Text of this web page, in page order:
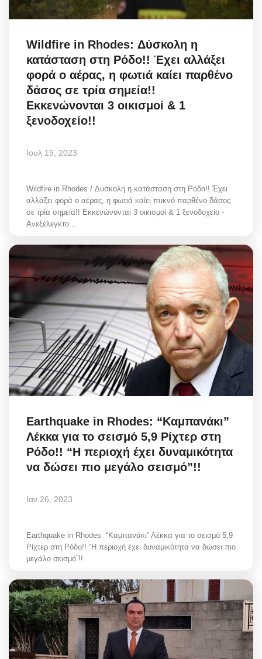
Wildfire in Rhodes: Δύσκολη η
κατάσταση στη Ρόδο!! Έχει αλλάξει
φορά ο αέρας, η φωτιά καίει παρθένο
δάσος σε τρία σημεία!!
Εκκενώνονται 3 οικισμοί & 1
ξενοδοχείο!!
Ιουλ 19, 2023
Wildfire in Rhodes / Δύσκολη η κατάσταση στη Ρόδο!! Έχει
αλλάξει φορά ο αέρας, η φωτιά καίει πυκνό παρθένο δάσος
σε τρία σημεία!! Εκκενώνονται 3 οικισμοί & 1 ξενοδοχείο -
Ανεξέλεγκτο...
Earthquake in Rhodes: “Καμπανάκι”
Λέκκα για το σεισμό 5,9 Ρίχτερ στη
Ρόδο!! “Η περιοχή έχει δυναμικότητα
να δώσει πιο μεγάλο σεισμό”!!
Ιαν 26, 2023
Earthquake in Rhodes: “Καμπανάκι” Λέκκα για το σεισμό 5,9
Ρίχτερ στη Ρόδο!! “Η περιοχή έχει δυναμικότητα να δώσει πιο
μεγάλο σεισμό”!!